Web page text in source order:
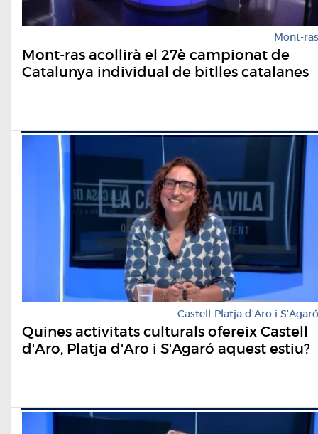
Mont-ras
Mont-ras acollirà el 27è campionat de
Catalunya individual de bitlles catalanes
Castell-Platja d'Aro i S'Agaró
Quines activitats culturals ofereix Castell
d'Aro, Platja d'Aro i S'Agaró aquest estiu?